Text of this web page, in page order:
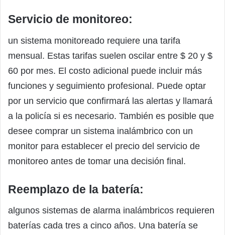
Servicio de monitoreo:
un sistema monitoreado requiere una tarifa
mensual. Estas tarifas suelen oscilar entre $ 20 y $
60 por mes. El costo adicional puede incluir más
funciones y seguimiento profesional. Puede optar
por un servicio que confirmará las alertas y llamará
a la policía si es necesario. También es posible que
desee comprar un sistema inalámbrico con un
monitor para establecer el precio del servicio de
monitoreo antes de tomar una decisión final.
Reemplazo de la batería:
algunos sistemas de alarma inalámbricos requieren
baterías cada tres a cinco años. Una batería se